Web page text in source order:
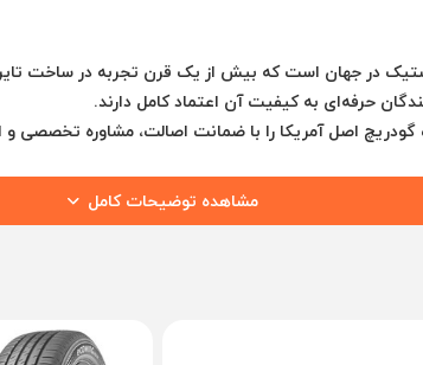
در جهان است که بیش از یک قرن تجربه در ساخت
حرفه‌ای به کیفیت آن اعتماد کامل دارند.
اصل آمریکا را با ضمانت اصالت، مشاوره تخصصی و
یکی از پیشروهای صنعت تایر محسوب می‌شود و
مشاهده توضیحات کامل